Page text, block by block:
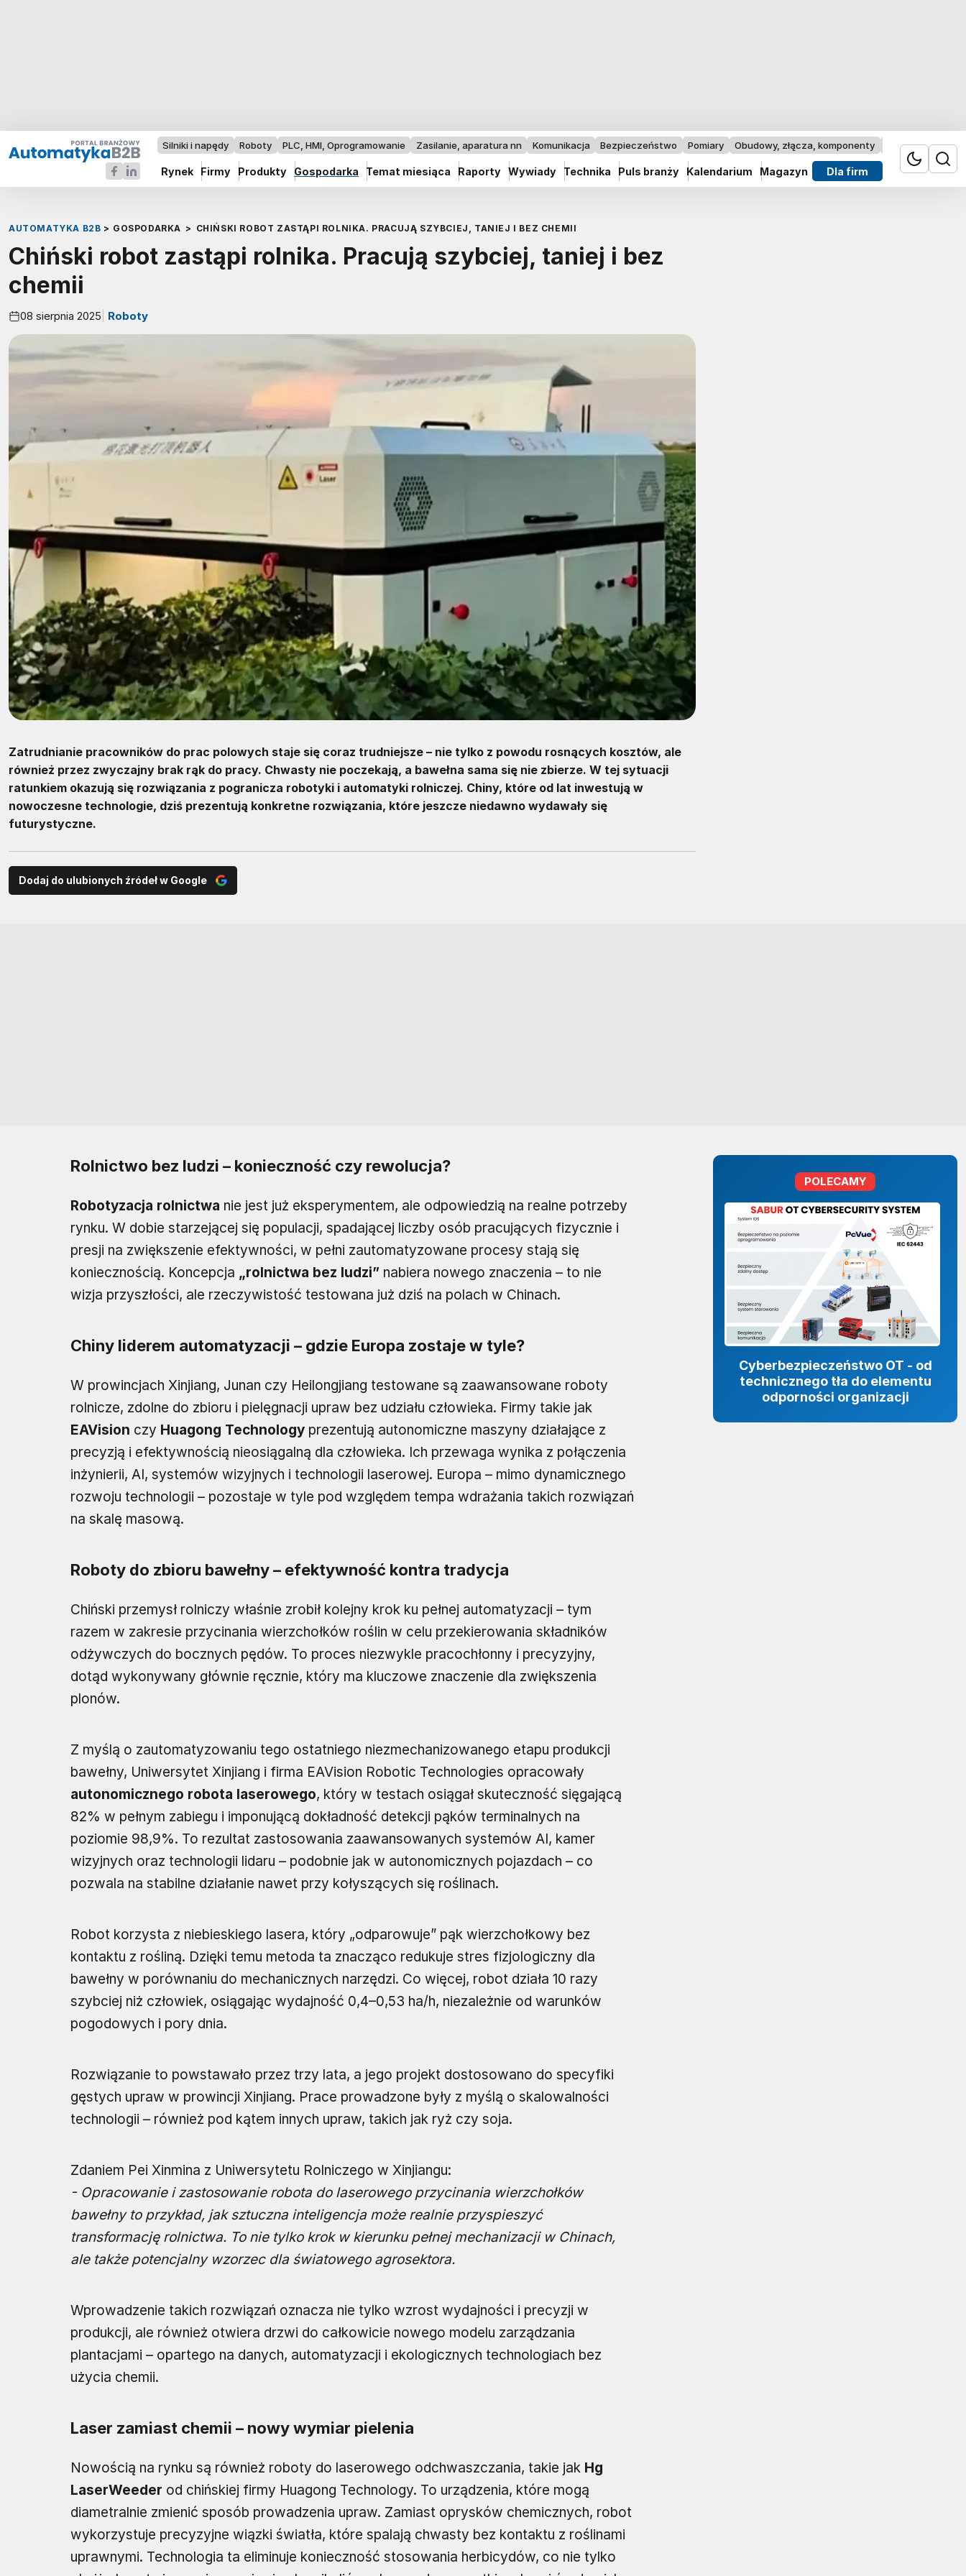
Silniki i napędy Roboty PLC, HMI, Oprogramowanie Zasilanie, aparatura nn Komunikacja Bezpieczeństwo Pomiary Obudowy, złącza, komponenty Przemysł 4.0
Rynek Firmy Produkty Gospodarka Temat miesiąca Raporty Wywiady Technika Puls branży Kalendarium Magazyn Dla firm
AUTOMATYKA B2B > GOSPODARKA > CHIŃSKI ROBOT ZASTĄPI ROLNIKA. PRACUJĄ SZYBCIEJ, TANIEJ I BEZ CHEMII
Chiński robot zastąpi rolnika. Pracują szybciej, taniej i bez
chemii
08 sierpnia 2025 Roboty
Zatrudnianie pracowników do prac polowych staje się coraz trudniejsze – nie tylko z powodu rosnących kosztów, ale
również przez zwyczajny brak rąk do pracy. Chwasty nie poczekają, a bawełna sama się nie zbierze. W tej sytuacji
ratunkiem okazują się rozwiązania z pogranicza robotyki i automatyki rolniczej. Chiny, które od lat inwestują w
nowoczesne technologie, dziś prezentują konkretne rozwiązania, które jeszcze niedawno wydawały się
futurystyczne.
Dodaj do ulubionych źródeł w Google
Rolnictwo bez ludzi – konieczność czy rewolucja?
Robotyzacja rolnictwa nie jest już eksperymentem, ale odpowiedzią na realne potrzeby
rynku. W dobie starzejącej się populacji, spadającej liczby osób pracujących fizycznie i
presji na zwiększenie efektywności, w pełni zautomatyzowane procesy stają się
koniecznością. Koncepcja „rolnictwa bez ludzi” nabiera nowego znaczenia – to nie
wizja przyszłości, ale rzeczywistość testowana już dziś na polach w Chinach.
Chiny liderem automatyzacji – gdzie Europa zostaje w tyle?
W prowincjach Xinjiang, Junan czy Heilongjiang testowane są zaawansowane roboty
rolnicze, zdolne do zbioru i pielęgnacji upraw bez udziału człowieka. Firmy takie jak
EAVision czy Huagong Technology prezentują autonomiczne maszyny działające z
precyzją i efektywnością nieosiągalną dla człowieka. Ich przewaga wynika z połączenia
inżynierii, AI, systemów wizyjnych i technologii laserowej. Europa – mimo dynamicznego
rozwoju technologii – pozostaje w tyle pod względem tempa wdrażania takich rozwiązań
na skalę masową.
Roboty do zbioru bawełny – efektywność kontra tradycja
Chiński przemysł rolniczy właśnie zrobił kolejny krok ku pełnej automatyzacji – tym
razem w zakresie przycinania wierzchołków roślin w celu przekierowania składników
odżywczych do bocznych pędów. To proces niezwykle pracochłonny i precyzyjny,
dotąd wykonywany głównie ręcznie, który ma kluczowe znaczenie dla zwiększenia
plonów.
Z myślą o zautomatyzowaniu tego ostatniego niezmechanizowanego etapu produkcji
bawełny, Uniwersytet Xinjiang i firma EAVision Robotic Technologies opracowały
autonomicznego robota laserowego, który w testach osiągał skuteczność sięgającą
82% w pełnym zabiegu i imponującą dokładność detekcji pąków terminalnych na
poziomie 98,9%. To rezultat zastosowania zaawansowanych systemów AI, kamer
wizyjnych oraz technologii lidaru – podobnie jak w autonomicznych pojazdach – co
pozwala na stabilne działanie nawet przy kołyszących się roślinach.
Robot korzysta z niebieskiego lasera, który „odparowuje” pąk wierzchołkowy bez
kontaktu z rośliną. Dzięki temu metoda ta znacząco redukuje stres fizjologiczny dla
bawełny w porównaniu do mechanicznych narzędzi. Co więcej, robot działa 10 razy
szybciej niż człowiek, osiągając wydajność 0,4–0,53 ha/h, niezależnie od warunków
pogodowych i pory dnia.
Rozwiązanie to powstawało przez trzy lata, a jego projekt dostosowano do specyfiki
gęstych upraw w prowincji Xinjiang. Prace prowadzone były z myślą o skalowalności
technologii – również pod kątem innych upraw, takich jak ryż czy soja.
Zdaniem Pei Xinmina z Uniwersytetu Rolniczego w Xinjiangu:
- Opracowanie i zastosowanie robota do laserowego przycinania wierzchołków
bawełny to przykład, jak sztuczna inteligencja może realnie przyspieszyć
transformację rolnictwa. To nie tylko krok w kierunku pełnej mechanizacji w Chinach,
ale także potencjalny wzorzec dla światowego agrosektora.
Wprowadzenie takich rozwiązań oznacza nie tylko wzrost wydajności i precyzji w
produkcji, ale również otwiera drzwi do całkowicie nowego modelu zarządzania
plantacjami – opartego na danych, automatyzacji i ekologicznych technologiach bez
użycia chemii.
Laser zamiast chemii – nowy wymiar pielenia
Nowością na rynku są również roboty do laserowego odchwaszczania, takie jak Hg
LaserWeeder od chińskiej firmy Huagong Technology. To urządzenia, które mogą
diametralnie zmienić sposób prowadzenia upraw. Zamiast oprysków chemicznych, robot
wykorzystuje precyzyjne wiązki światła, które spalają chwasty bez kontaktu z roślinami
uprawnymi. Technologia ta eliminuje konieczność stosowania herbicydów, co nie tylko
POLECAMY
Cyberbezpieczeństwo OT - od
technicznego tła do elementu
odporności organizacji